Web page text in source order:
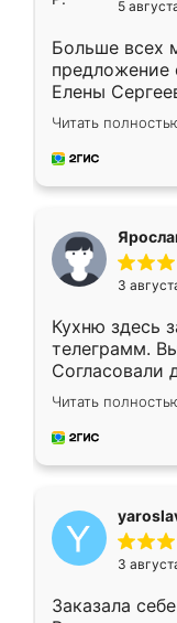
5
Больше всех
предложение
Елены
короткие
для замера
предложил
Читать
3
Кухню здесь
телеграмм.
Согласовали
недели кухня
довольны
мебель за
Читать
3
Заказала